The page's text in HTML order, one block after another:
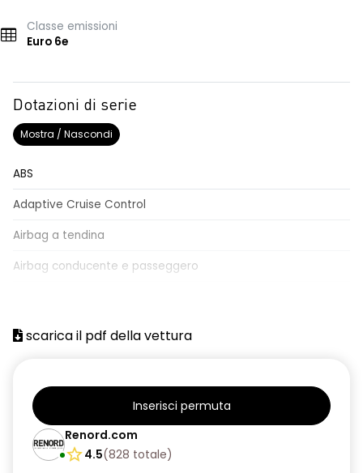
Classe emissioni
Euro 6e
Dotazioni di serie
Mostra / Nascondi
ABS
Adaptive Cruise Control
Airbag a tendina
Airbag conducente e passeggero
Assistente al parcheggio
Bagagliaio apribile elettricamente
Blind spot assistenza rilevamento angolo cieco
Cerchi in lega
scarica il pdf della vettura
Inserisci permuta
Renord.com
4.5(828 totale)